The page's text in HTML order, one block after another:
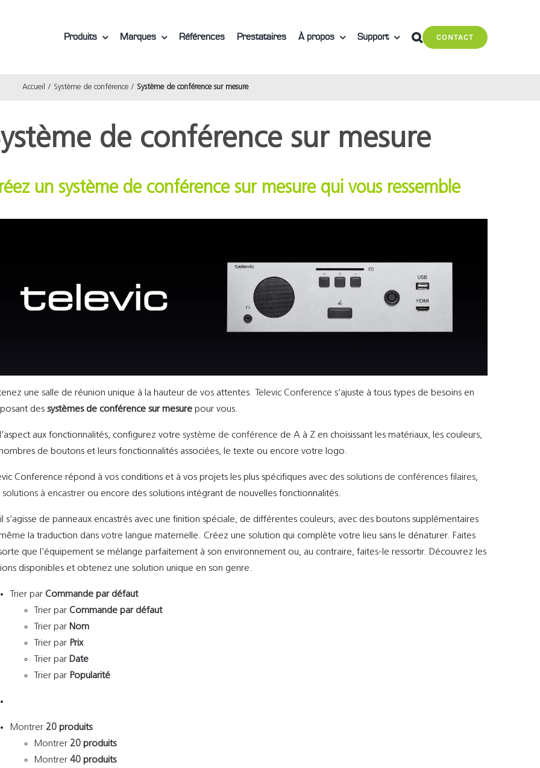
Produits Marques Références Prestataires À propos Support CONTACT
Accueil Système de conférence Système de conférence sur mesure
de conférence sur mesure
un système de conférence sur mesure qui vous ressemble
une salle de réunion unique à la hauteur de vos attentes. Televic Conference s’ajuste à tous types de besoins en
des systèmes de conférence sur mesure pour vous.
aux fonctionnalités, configurez votresystème de conférence de A à Z en choisissant les matériaux, les couleurs,
de boutons et leurs fonctionnalités associées, le texte ou encore votre logo.
Conference répond à vos conditions et à vos projets les plus spécifiques avec dessolutions de conférences filaires,
solutions à encastrer ou encore des solutions intégrant de nouvelles fonctionnalités.
s’agisse de panneaux encastrés avec une finition spéciale, de différentes couleurs, avec des boutons supplémentaires
la traduction dansvotre langue maternelle. Créez une solution qui complète votre lieu sans le dénaturer.Faites
que l’équipement se mélange parfaitement à son environnement ou, au contraire, faites-le ressortir. Découvrez les
disponibles et obtenez une solution unique en son genre.
Trier parCommande par défaut
Trier parCommande par défaut
Trier parNom
Trier par Prix
Trier parDate
Trier par Popularité
Montrer 20 produits
Montrer 20 produits
Montrer40 produits